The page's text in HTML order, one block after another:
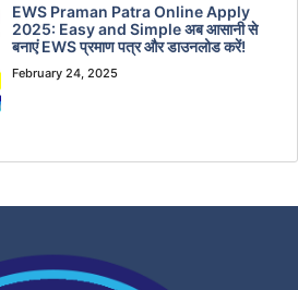
EWS Praman Patra Online Apply
2025: Easy and Simple अब आसानी से
बनाएं EWS प्रमाण पत्र और डाउनलोड करें!
February 24, 2025